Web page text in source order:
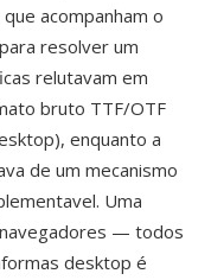
acompanham o
resolver um
relutavam em
bruto TTF/OTF
enquanto a
de um mecanismo
Uma
— todos
desktop é